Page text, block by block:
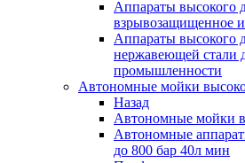
Аппараты высокого
взрывозащищенное
Аппараты высокого
нержавеющей стали
промышленности
Автономные мойки
Назад
Автономные мойки
Автономные
до 800 бар 40л мин